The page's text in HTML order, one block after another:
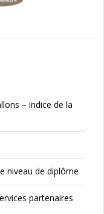
– indice de la
niveau de diplôme
partenaires